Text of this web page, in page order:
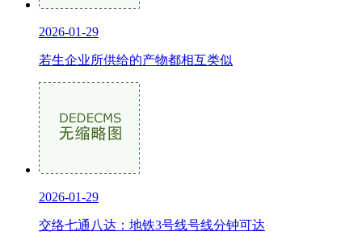
2026-01-29
若生企业所供给的产物都相互类似
2026-01-29
交络七通八达：地铁3号线号线分钟可达